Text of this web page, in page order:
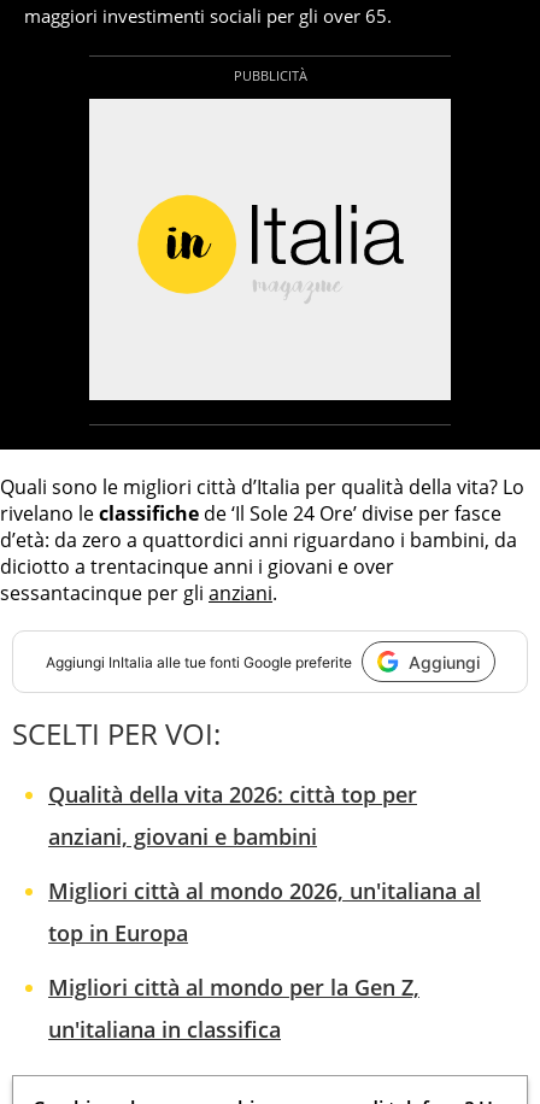
maggiori investimenti sociali per gli over 65.
Quali sono le migliori città d’Italia per qualità della vita? Lo
rivelano leclassifiche de ‘Il Sole 24 Ore’ divise per fasce
d’età: da zero a quattordici anni riguardano i bambini, da
diciotto a trentacinque anni i giovani e over
sessantacinque per gli anziani.
Aggiungi InItalia alle tue fonti Google preferite Aggiungi
SCELTI PER VOI:
Qualità della vita 2026: città top per
anziani, giovani e bambini
Migliori città al mondo 2026, un'italiana al
top in Europa
Migliori città al mondo per la Gen Z,
un'italiana in classifica